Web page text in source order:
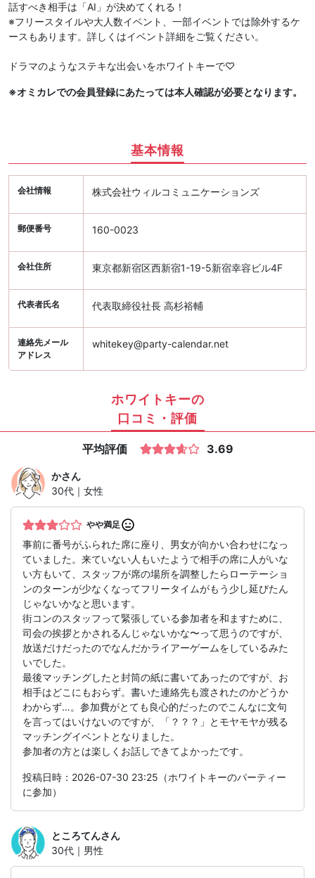
話すべき相手は「AI」が決めてくれる！
※フリースタイルや大人数イベント、一部イベントでは除外するケ
ースもあります。詳しくはイベント詳細をご覧ください。
ドラマのようなステキな出会いをホワイトキーで♡
※オミカレでの会員登録にあたっては本人確認が必要となります。
基本情報
会社情報 株式会社ウィルコミュニケーションズ
郵便番号 160-0023
会社住所 東京都新宿区西新宿1-19-5新宿幸容ビル4F
代表者氏名 代表取締役社長 高杉裕輔
連絡先メール
アドレス
whitekey@party-calendar.net
ホワイトキーの
口コミ・評価
平均評価 3.69
かさん
30代｜女性
やや満足
事前に番号がふられた席に座り、男女が向かい合わせになっ
ていました。来ていない人もいたようで相手の席に人がいな
い方もいて、スタッフが席の場所を調整したらローテーショ
ンのターンが少なくなってフリータイムがもう少し延びたん
じゃないかなと思います。
街コンのスタッフって緊張している参加者を和ますために、
司会の挨拶とかされるんじゃないかな〜って思うのですが、
放送だけだったのでなんだかライアーゲームをしているみた
いでした。
最後マッチングしたと封筒の紙に書いてあったのですが、お
相手はどこにもおらず。書いた連絡先も渡されたのかどうか
わからず…。参加費がとても良心的だったのでこんなに文句
を言ってはいけないのですが、「？？？」とモヤモヤが残る
マッチングイベントとなりました。
参加者の方とは楽しくお話しできてよかったです。
投稿日時：2026-07-30 23:25（ホワイトキーのパーティー
に参加）
ところてんさん
30代｜男性